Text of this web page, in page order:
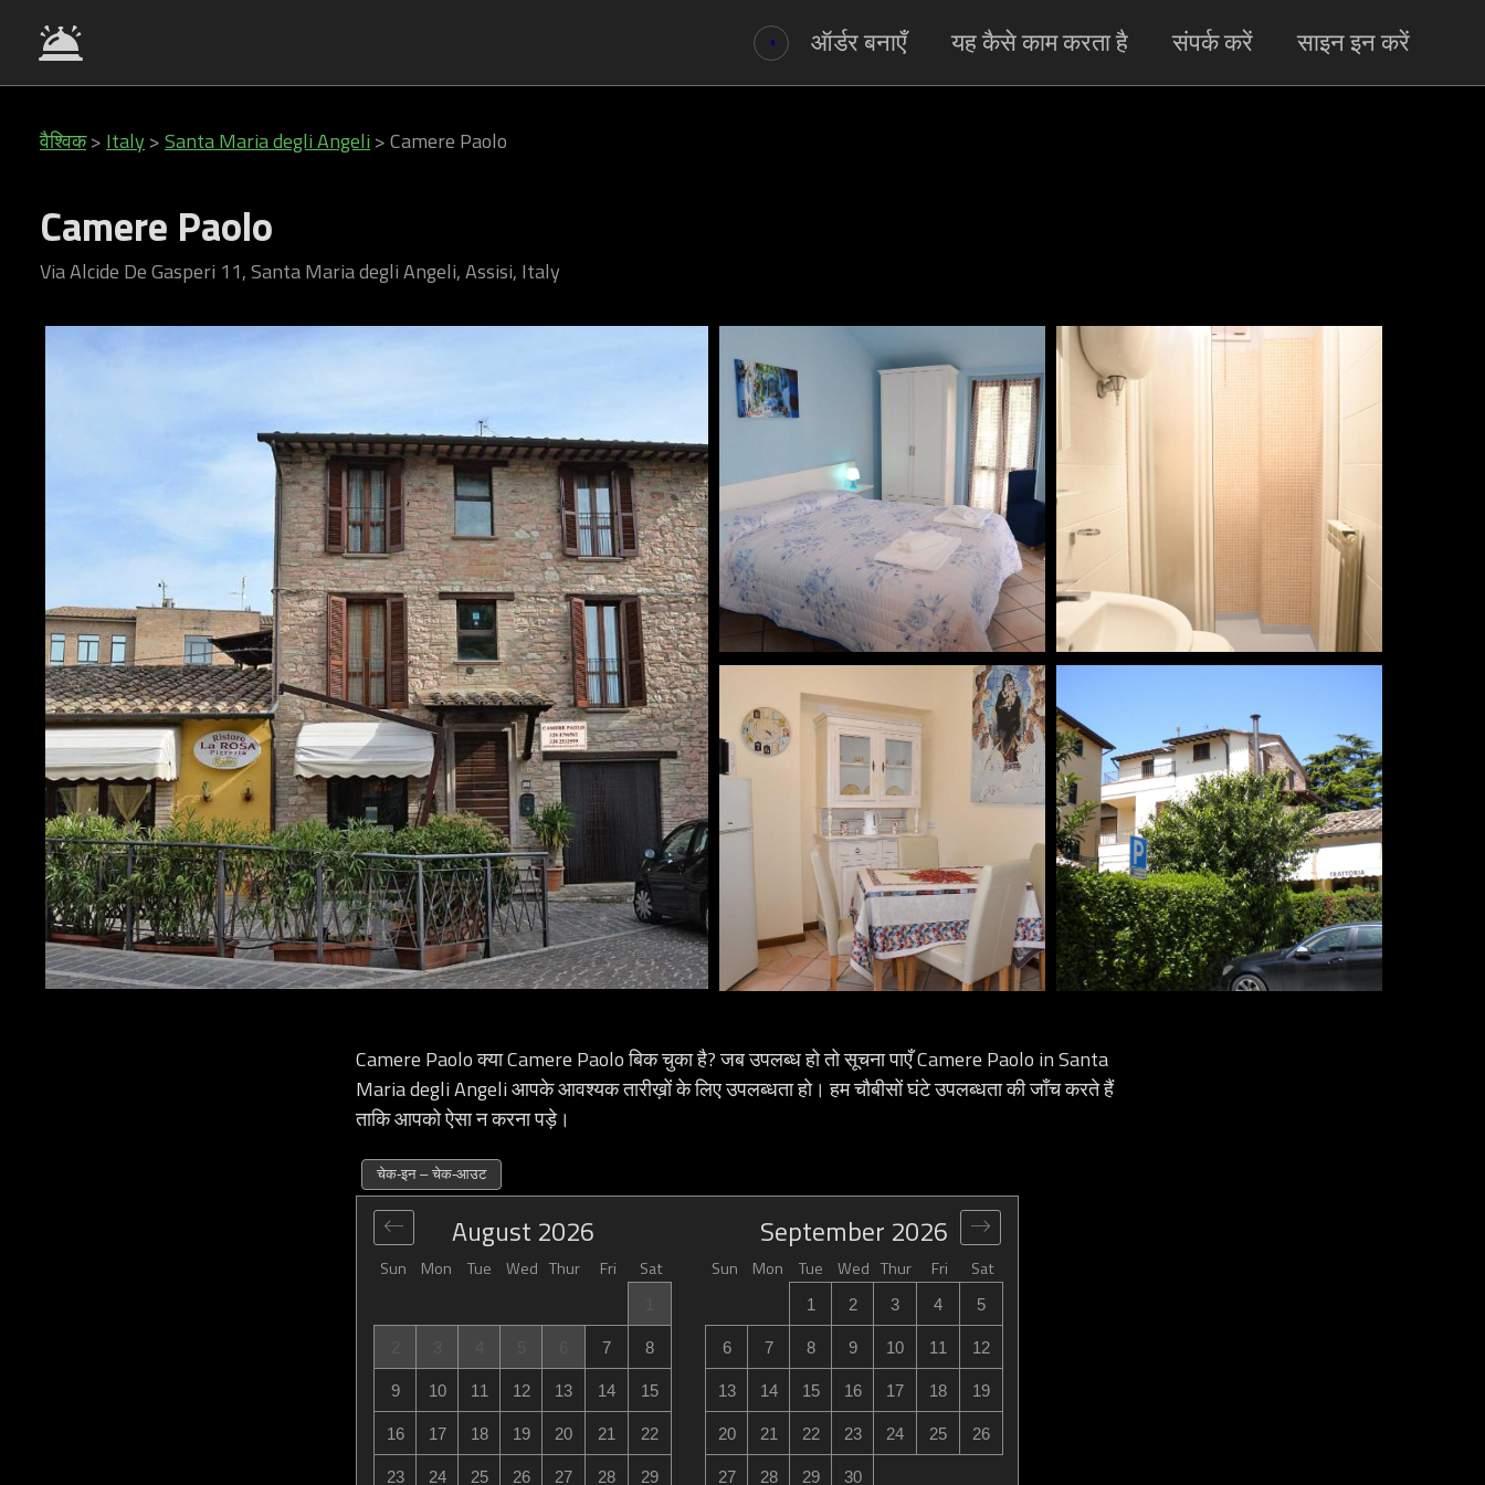
ऑर्डर बनाएँ यह कैसे काम करता है संपर्क करें साइन इन करें
वैश्विक> Italy >Santa Maria degli Angeli >Camere Paolo
Camere Paolo
Via Alcide De Gasperi 11, Santa Maria degli Angeli, Assisi, Italy
Camere Paolo क्या Camere Paolo बिक चुका है? जब उपलब्ध हो तो सूचना पाएँ Camere Paolo in Santa
Maria degli Angeli आपके आवश्यक तारीख़ों के लिए उपलब्धता हो। हम चौबीसों घंटे उपलब्धता की जाँच करते हैं
ताकि आपको ऐसा न करना पड़े।
चेक-इन – चेक-आउट
Sun Mon Tue Wed Thur Fri Sat Sun Mon Tue Wed Thur Fri Sat
August 2026
7 8
9 10 11 12 13 14 15
16 17 18 19 20 21 22
23 24 25 26 27 28 29
September 2026
1 2 3 4 5
6 7 8 9 10 11 12
13 14 15 16 17 18 19
20 21 22 23 24 25 26
27 28 29 30